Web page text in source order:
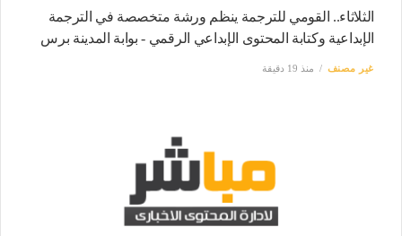
الثلاثاء.. القومي للترجمة ينظم ورشة متخصصة في الترجمة
الإبداعية وكتابة المحتوى الإبداعي الرقمي - بوابة المدينة برس
غير مصنف منذ 19 دقيقة